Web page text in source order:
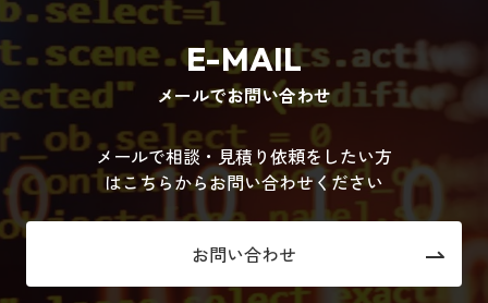
E-MAIL
メールでお問い合わせ
メールで相談・見積り依頼をしたい方
はこちらからお問い合わせください
お問い合わせ